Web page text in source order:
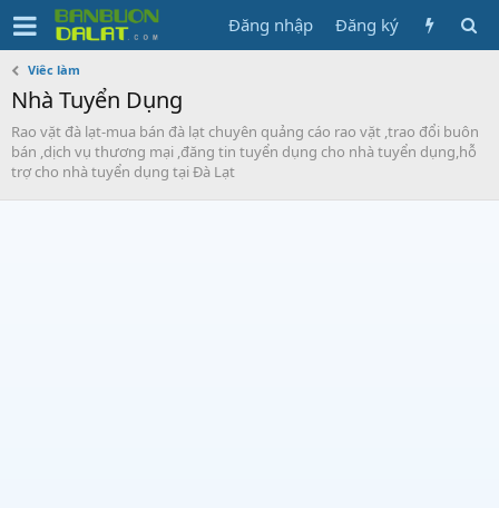
Đăng nhập Đăng ký
Viêc làm
Nhà Tuyển Dụng
Rao vặt đà lạt-mua bán đà lạt chuyên quảng cáo rao vặt ,trao đổi buôn
bán ,dịch vụ thương mại ,đăng tin tuyển dụng cho nhà tuyển dụng,hỗ
trợ cho nhà tuyển dụng tại Đà Lạt